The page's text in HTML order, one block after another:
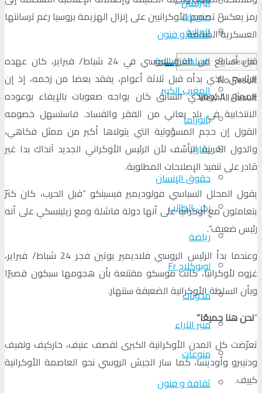
منوعات
ثقافة و فنون
No Result
View All Result
الجالية
السلطة الرابعة
المغرب الكبير
بانوراما
تقارير
حقوق الإنسان
ركن الطالب
رياضة
لوبوكلاج Fr
مدونات
منبر الآراء
منوعات
ثقافة و فنون
رمز يعكس تصميم الأوكرانيين على إنزال الهزيمة بروسيا رغم ترسانتها
العسكرية الضخمة.
قبل أسابيع من الغزو الروسي في 24 شباط/ فبراير، كان عهده
الرئاسي الذي بدأه قبل ثلاثة أعوام، يفقد بعضا من زخمه، إذ إن
الممثل الكوميدي السابق كان يواجه صعوبات بالإيفاء بوعوده
الانتخابية في بلد يعاني من الفقر والفساد. فاستسهل خصومه
القول إن حجم المسؤولية التي يتولاها أكبر من ممثل فكاهي،
والدول الغربية التأسّف لأن الرئيس الأوكراني الجديد آنذاك بدا غير
قادر على تنفيذ الإصلاحات المطلوبة.
يقول المحلل السياسي فولوديمير فيسينكو “قبل الحرب، كان كثرٌ
يتعاملون مع أوكرانيا على أنها دولة فاشلة ومع زيلينسكي على أنه
رئيس ضعيف”.
وعندما بدأ الرئيس الروسي فلاديمير بوتين فجر 24 شباط/ فبراير،
غزوه لأوكرانيا، كانت موسكو مقتنعة بأن هجومها سيكون قصيرًا
وبأن السلطة الأوكرانية الضعيفة ستنهار.
“نحن هنا جميعًا”
تعرّضت كل المدن الأوكرانية الكبرى لقصف عنيف، خاركيف ولفيف
ودنيبرو وأوديسا، كما سار الجيش الروسي نحو العاصمة الأوكرانية
كييف.